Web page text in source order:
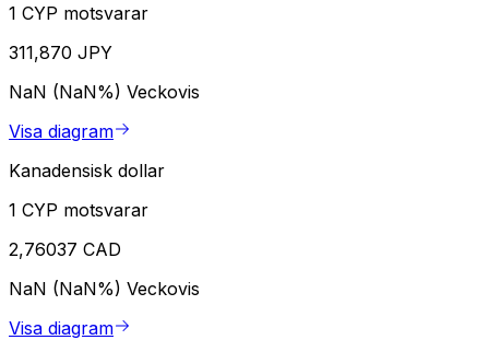
1 CYP motsvarar
311,870 JPY
NaN (NaN%) Veckovis
Visa diagram
Kanadensisk dollar
1 CYP motsvarar
2,76037 CAD
NaN (NaN%) Veckovis
Visa diagram